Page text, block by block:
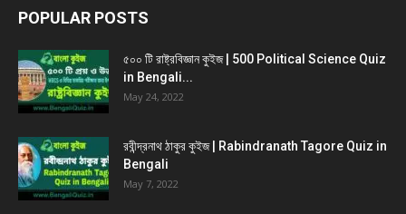
POPULAR POSTS
৫০০ টি রাষ্ট্রবিজ্ঞান কুইজ | 500 Political Science Quiz
in Bengali...
May 24, 2022
রবীন্দ্রনাথ ঠাকুর কুইজ | Rabindranath Tagore Quiz in
Bengali
May 7, 2022